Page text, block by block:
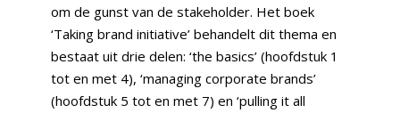
om de gunst van de stakeholder. Het boek
‘Taking brand initiative’ behandelt dit thema en
bestaat uit drie delen: ‘the basics’ (hoofdstuk 1
tot en met 4), ‘managing corporate brands’
(hoofd­stuk 5 tot en met 7) en ‘pulling it all